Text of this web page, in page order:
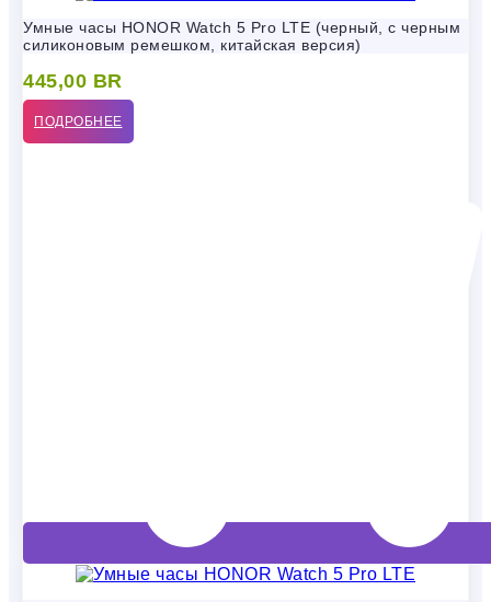
Умные часы HONOR Watch 5 Pro LTE (черный, с черным
силиконовым ремешком, китайская версия)
445,00 BR
ПОДРОБНЕЕ